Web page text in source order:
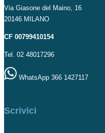
Via Giasone del Maino, 16
20146 MILANO
CF 00799410154
Tel. 02 48017296
WhatsApp 366 1427117
Scrivici